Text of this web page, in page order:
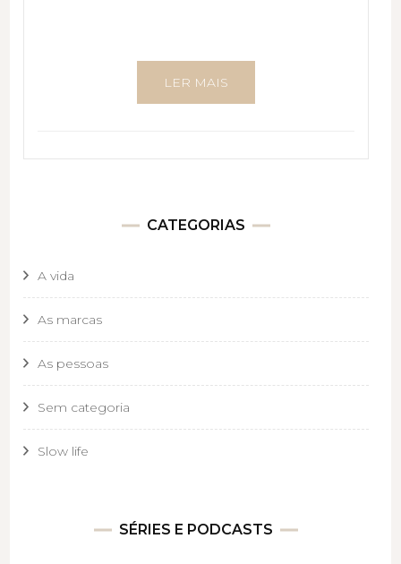
LER MAIS
CATEGORIAS
A vida
As marcas
As pessoas
Sem categoria
Slow life
SÉRIES E PODCASTS